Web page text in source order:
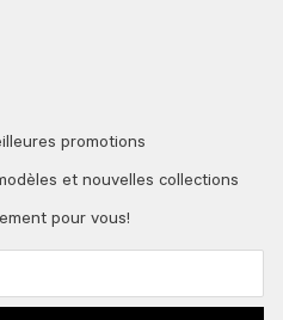
promotions
et nouvelles collections
pour vous!